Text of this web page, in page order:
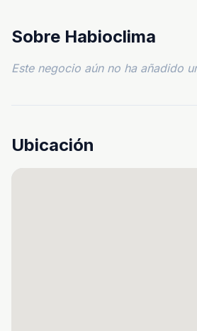
Sobre Habioclima
Este negocio aún no ha añadido
Ubicación